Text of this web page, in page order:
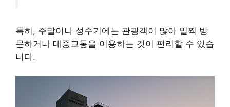
특히, 주말이나 성수기에는 관광객이 많아 일찍 방
문하거나 대중교통을 이용하는 것이 편리할 수 있습
니다.